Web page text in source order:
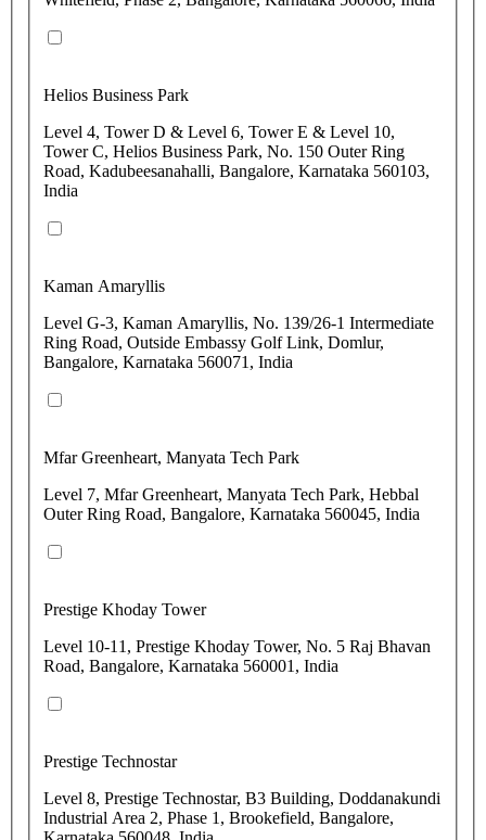
Helios Business Park
Level 4, Tower D & Level 6, Tower E & Level 10,
Tower C, Helios Business Park, No. 150 Outer Ring
Road, Kadubeesanahalli, Bangalore, Karnataka 560103,
India
Kaman Amaryllis
Level G-3, Kaman Amaryllis, No. 139/26-1 Intermediate
Ring Road, Outside Embassy Golf Link, Domlur,
Bangalore, Karnataka 560071, India
Mfar Greenheart, Manyata Tech Park
Level 7, Mfar Greenheart, Manyata Tech Park, Hebbal
Outer Ring Road, Bangalore, Karnataka 560045, India
Prestige Khoday Tower
Level 10-11, Prestige Khoday Tower, No. 5 Raj Bhavan
Road, Bangalore, Karnataka 560001, India
Prestige Technostar
Level 8, Prestige Technostar, B3 Building, Doddanakundi
Industrial Area 2, Phase 1, Brookefield, Bangalore,